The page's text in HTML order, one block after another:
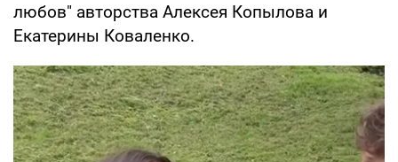
любов" авторства Алексея Копылова и
Екатерины Коваленко.